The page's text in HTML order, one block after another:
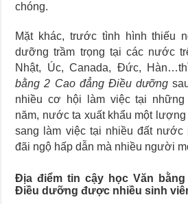
chóng.
Mặt khác, trước tình hình thiếu
dưỡng trầm trọng tại các nước
Nhật, Úc, Canada, Đức,
bằng 2 Cao đẳng Điều dưỡng
nhiều cơ hội làm việc tại những
năm, nước ta xuất khẩu một
sang làm việc tại nhiều đất nước
đãi ngộ hấp dẫn mà nhiều người
Địa điểm tin cậy học Văn
Điều dưỡng được nhiều sinh